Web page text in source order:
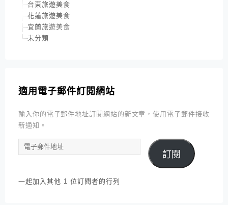
台東旅遊美食
花蓮旅遊美食
宜蘭旅遊美食
未分類
適用電子郵件訂閱網站
輸入你的電子郵件地址訂閱網站的新文章，使用電子郵件接收
新通知。
電
子
件
訂閱
一起加入其他 1 位訂閱者的行列